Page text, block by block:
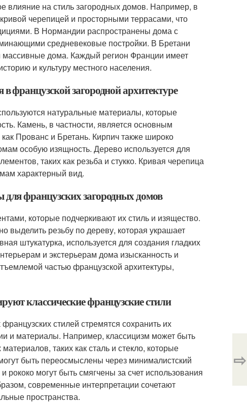
влияние на стиль загородных домов. Например, в
черепицей и просторными террасами, что
В Нормандии распространены дома с
средневековые постройки. В Бретани
массивные дома. Каждый регион Франции имеет
и культуру местного населения.
французской загородной архитектуре
натуральные материалы, которые
Камень, в частности, является основным
Прованс и Бретань. Кирпич также широко
особую изящность. Дерево используется для
таких как резьба и стукко. Кривая черепица
характерный вид.
французских загородных домов
которые подчеркивают их стиль и изящество.
резьбу по дереву, которая украшает
штукатурка, используется для создания гладких
и экстерьерам дома изысканность и
частью французской архитектуры,
классические французские стили
стилей стремятся сохранить их
и материалы. Например, классицизм может быть
таких как сталь и стекло, которые
быть переосмыслены через минималистский
могут быть смягчены за счет использования
современные интерпретации сочетают
пространства.
⇨